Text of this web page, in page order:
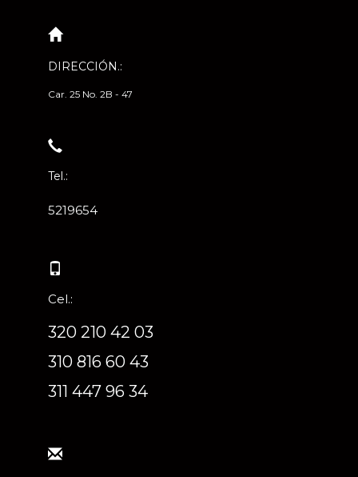
DIRECCIÓN.:
Car. 25 No. 2B - 47
Tel.:
5219654
Cel.:
320 210 42 03
310 816 60 43
311 447 96 34